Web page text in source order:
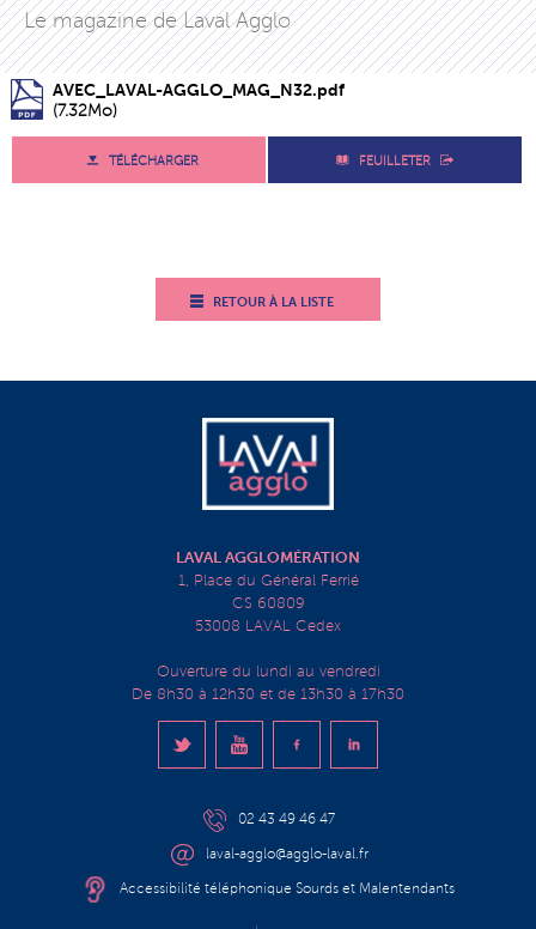
Le magazine de Laval Agglo
AVEC_LAVAL-AGGLO_MAG_N32.pdf
(7.32Mo)
TÉLÉCHARGER FEUILLETER
RETOUR À LA LISTE
LAVAL AGGLOMÉRATION
1, Place du Général Ferrié
CS 60809
53008 LAVAL Cedex
Ouverture du lundi au vendredi
De 8h30 à 12h30 et de 13h30 à 17h30
02 43 49 46 47
laval-agglo@agglo-laval.fr
Accessibilité téléphonique Sourds et Malentendants